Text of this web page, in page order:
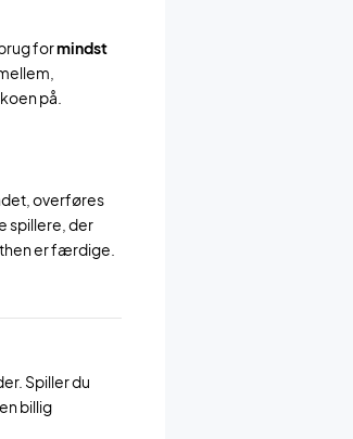
formindst
på.
overføres
spillere, der
er færdige.
Spiller du
billig